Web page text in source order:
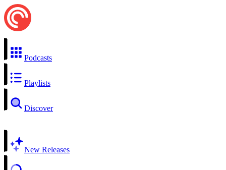
Podcasts
Playlists
Discover
New Releases